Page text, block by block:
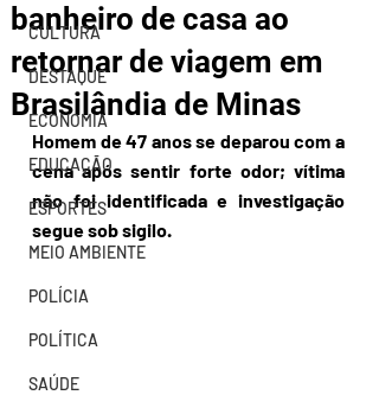
CULTURA
DESTAQUE
ECONOMIA
EDUCAÇÃO
ESPORTES
MEIO AMBIENTE
POLÍCIA
POLÍTICA
SAÚDE
banheiro de casa ao
retornar de viagem em
Brasilândia de Minas
Homem de 47 anos se deparou com a
cena após sentir forte odor; vítima
não foi identificada e investigação
segue sob sigilo.